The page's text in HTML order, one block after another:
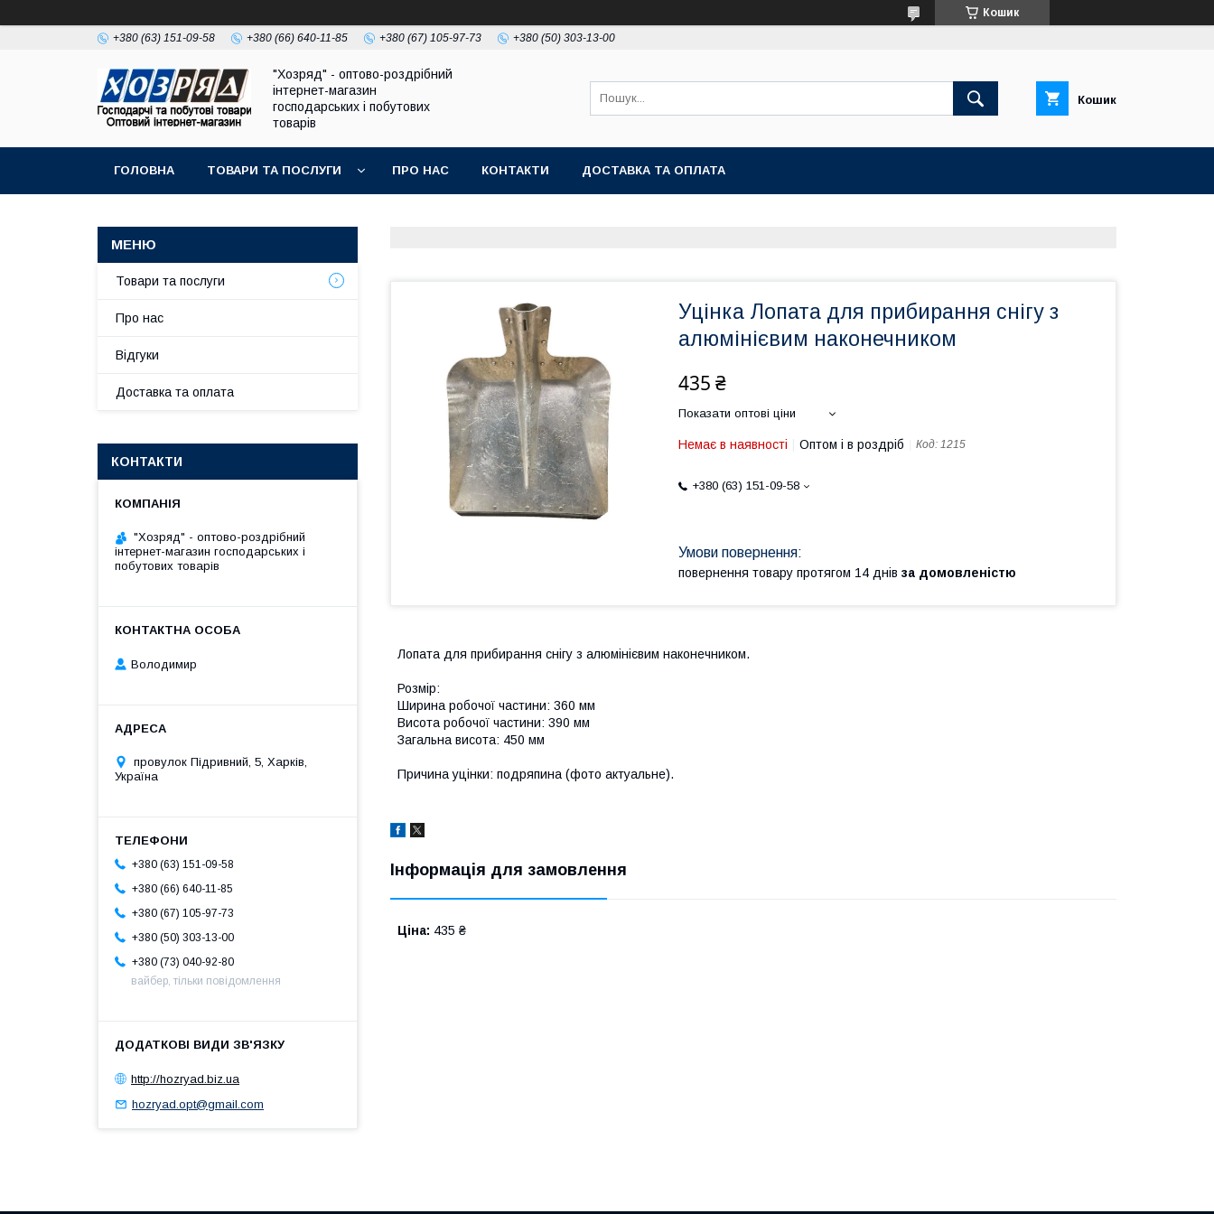
Кошик
+380 (63) 151-09-58 +380 (66) 640-11-85 +380 (67) 105-97-73 +380 (50) 303-13-00
"Хозряд" - оптово-роздрібний
інтернет-магазин
господарських і побутових
товарів
Кошик
ГОЛОВНА ТОВАРИ ТА ПОСЛУГИ ПРО НАС КОНТАКТИ ДОСТАВКА ТА ОПЛАТА
Уцінка Лопата для прибирання снігу з
алюмінієвим наконечником
435 ₴
Показати оптові ціни
Немає в наявності Оптом і в роздріб Код: 1215
+380 (63) 151-09-58
повернення товару протягом 14 днів за домовленістю
Лопата для прибирання снігу з алюмінієвим наконечником.
Розмір:
Ширина робочої частини: 360 мм
Висота робочої частини: 390 мм
Загальна висота: 450 мм
Причина уцінки: подряпина (фото актуальне).
Інформація для замовлення
Ціна: 435 ₴
Товари та послуги
Про нас
Відгуки
Доставка та оплата
КОНТАКТИ
"Хозряд" - оптово-роздрібний
інтернет-магазин господарських і
побутових товарів
Володимир
провулок Підривний, 5, Харків,
Україна
+380 (63) 151-09-58
+380 (66) 640-11-85
+380 (67) 105-97-73
+380 (50) 303-13-00
+380 (73) 040-92-80
вайбер, тільки повідомлення
http://hozryad.biz.ua
hozryad.opt@gmail.com